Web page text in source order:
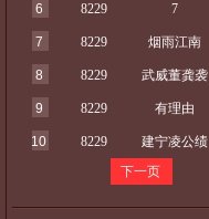
6 8229 7
7 8229 烟雨江南
8 8229 武威董龚袭
9 8229 有理由
10 8229 建宁凌公绩
下一页